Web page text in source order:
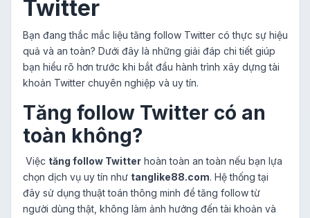
Twitter
Bạn đang thắc mắc liệu tăng follow Twitter có thực sự hiệu
quả và an toàn? Dưới đây là những giải đáp chi tiết giúp
bạn hiểu rõ hơn trước khi bắt đầu hành trình xây dựng tài
khoản Twitter chuyên nghiệp và uy tín.
Tăng follow Twitter có an
toàn không?
Việc tăng follow Twitterhoàn toàn an toàn nếu bạn lựa
chọn dịch vụ uy tín như tanglike88.com. Hệ thống tại
đây sử dụng thuật toán thông minh để tăng follow từ
người dùng thật, không làm ảnh hưởng đến tài khoản và